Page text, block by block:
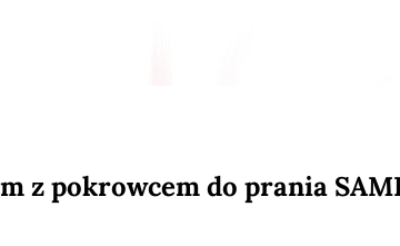
z pokrowcem do prania